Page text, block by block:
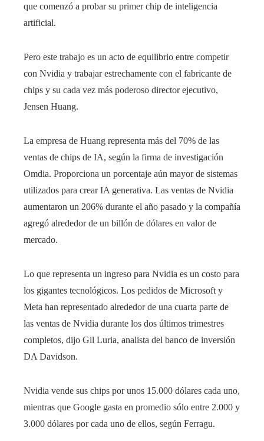
que comenzó a probar su primer chip de inteligencia
artificial.
Pero este trabajo es un acto de equilibrio entre competir
con Nvidia y trabajar estrechamente con el fabricante de
chips y su cada vez más poderoso director ejecutivo,
Jensen Huang.
La empresa de Huang representa más del 70% de las
ventas de chips de IA, según la firma de investigación
Omdia. Proporciona un porcentaje aún mayor de sistemas
utilizados para crear IA generativa. Las ventas de Nvidia
aumentaron un 206% durante el año pasado y la compañía
agregó alrededor de un billón de dólares en valor de
mercado.
Lo que representa un ingreso para Nvidia es un costo para
los gigantes tecnológicos. Los pedidos de Microsoft y
Meta han representado alrededor de una cuarta parte de
las ventas de Nvidia durante los dos últimos trimestres
completos, dijo Gil Luria, analista del banco de inversión
DA Davidson.
Nvidia vende sus chips por unos 15.000 dólares cada uno,
mientras que Google gasta en promedio sólo entre 2.000 y
3.000 dólares por cada uno de ellos, según Ferragu.